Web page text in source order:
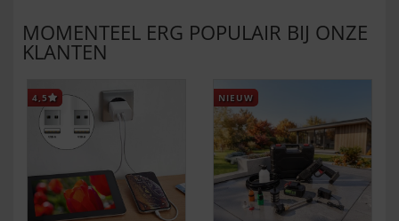
MOMENTEEL ERG POPULAIR BIJ ONZE
KLANTEN
4,5 NIEUW